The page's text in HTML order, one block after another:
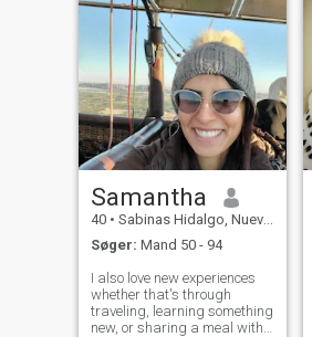
Samantha
40 • Sabinas Hidalgo, Nuevo León, Mexico
Søger: Mand 50 - 94
I also love new experiences
whether that's through
traveling, learning something
new, or sharing a meal with